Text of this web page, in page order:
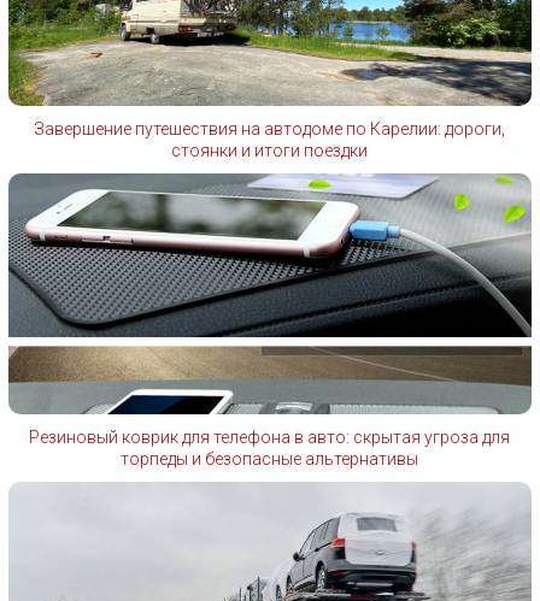
Завершение путешествия на автодоме по Карелии: дороги,
стоянки и итоги поездки
Резиновый коврик для телефона в авто: скрытая угроза для
торпеды и безопасные альтернативы